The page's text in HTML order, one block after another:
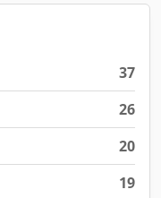
37
26
20
19